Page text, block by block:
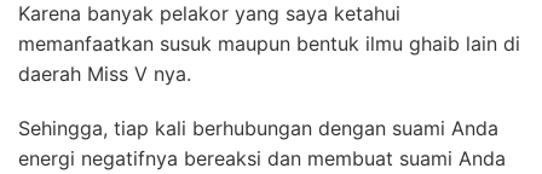
Karena banyak pelakor yang saya ketahui
memanfaatkan susuk maupun bentuk ilmu ghaib lain di
daerah Miss V nya.
Sehingga, tiap kali berhubungan dengan suami Anda
energi negatifnya bereaksi dan membuat suami Anda